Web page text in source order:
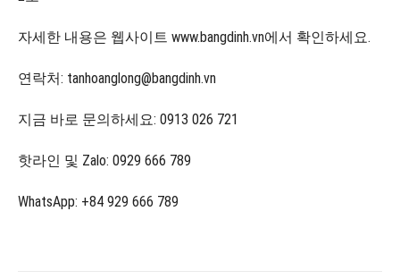
자세한 내용은 웹사이트 www.bangdinh.vn에서 확인하세요.
연락처: tanhoanglong@bangdinh.vn
지금 바로 문의하세요: 0913 026 721
핫라인 및 Zalo: 0929 666 789
WhatsApp: +84 929 666 789